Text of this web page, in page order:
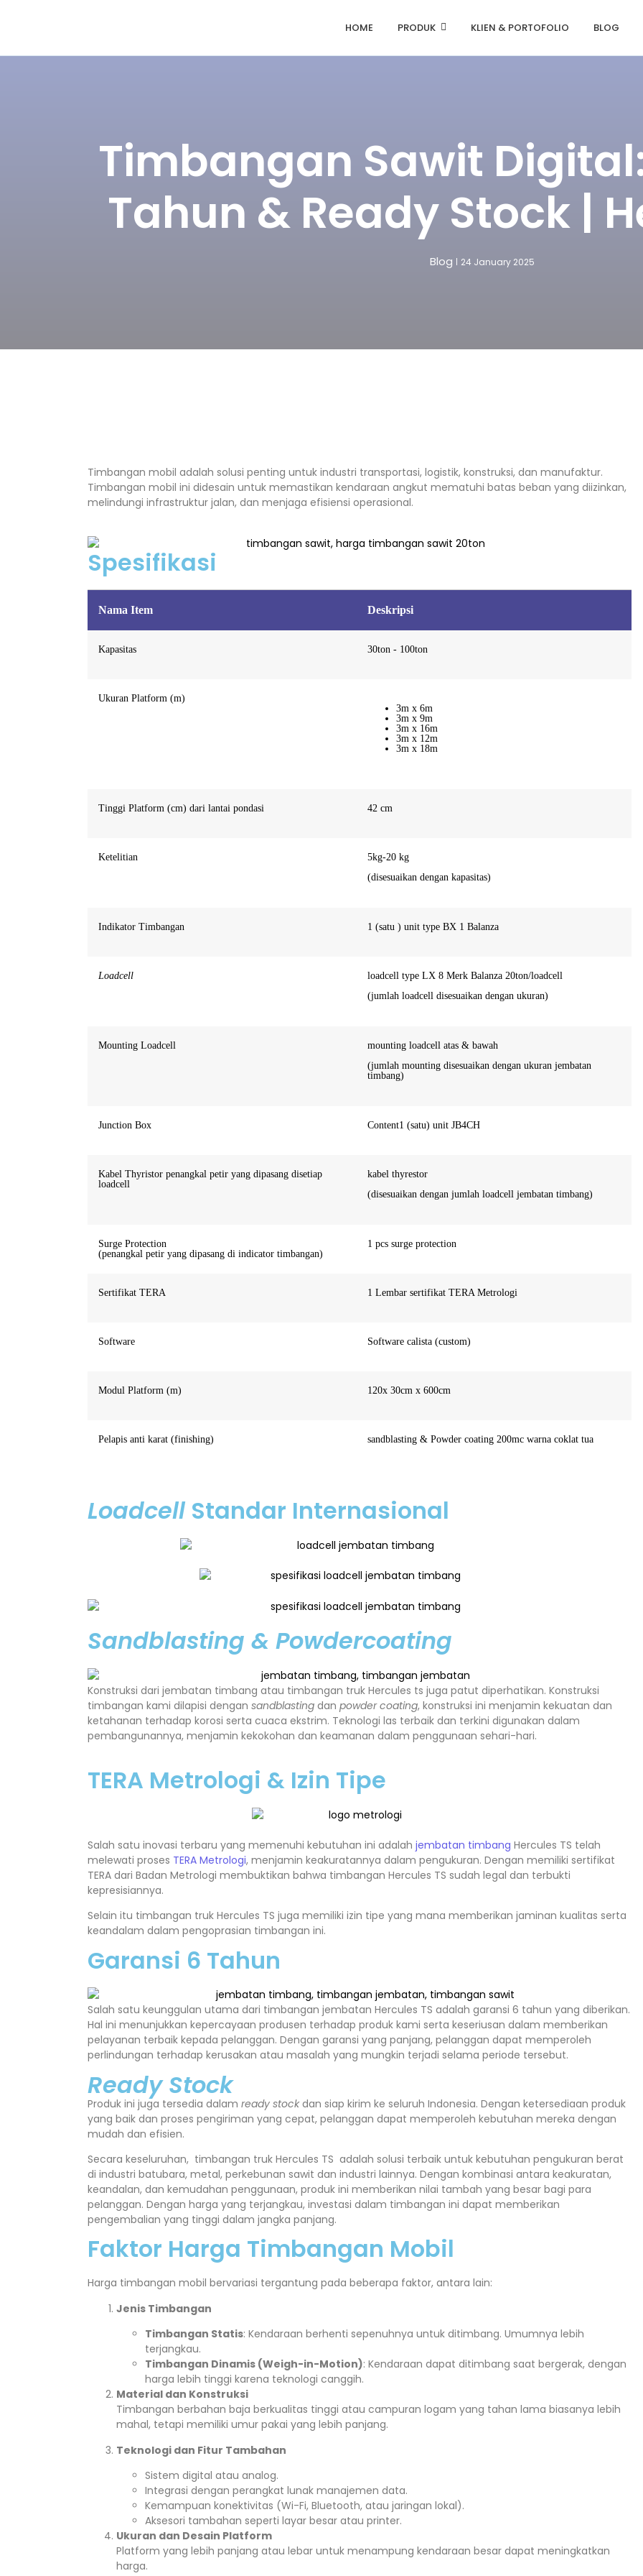
HOME PRODUK KLIEN & PORTOFOLIO BLOG
Timbangan Sawit
Tahun & Ready Stock |
Blog 24 January 2025
Timbangan mobil adalah solusi penting untuk industri transportasi, logistik, konstruksi, dan manufaktur.
Timbangan mobil ini didesain untuk memastikan kendaraan angkut mematuhi batas beban yang diizinkan,
melindungi infrastruktur jalan, dan menjaga efisiensi operasional.
Spesifikasi
Nama Item Deskripsi
Kapasitas 30ton - 100ton
Ukuran Platform (m)
3m x 6m
3m x 9m
3m x 16m
3m x 12m
3m x 18m
Tinggi Platform (cm) dari lantai pondasi 42 cm
Ketelitian
5kg-20 kg
(disesuaikan dengan kapasitas)
Indikator Timbangan 1 (satu ) unit type BX 1 Balanza
Loadcell
loadcell type LX 8 Merk Balanza 20ton/loadcell
(jumlah loadcell disesuaikan dengan ukuran)
Mounting Loadcell
mounting loadcell atas & bawah
(jumlah mounting disesuaikan dengan ukuran jembatan
timbang)
Junction Box Content1 (satu) unit JB4CH
Kabel Thyristor penangkal petir yang dipasang disetiap
loadcell
kabel thyrestor
(disesuaikan dengan jumlah loadcell jembatan timbang)
Surge Protection
(penangkal petir yang dipasang di indicator timbangan)
1 pcs surge protection
Sertifikat TERA 1 Lembar sertifikat TERA Metrologi
Software Software calista (custom)
Modul Platform (m) 120x 30cm x 600cm
Pelapis anti karat (finishing) sandblasting & Powder coating 200mc warna coklat tua
Loadcell Standar Internasional
Sandblasting & Powdercoating
Konstruksi dari jembatan timbang atau timbangan truk Hercules ts juga patut diperhatikan. Konstruksi
timbangan kami dilapisi dengan sandblasting dan powder coating, konstruksi ini menjamin kekuatan dan
ketahanan terhadap korosi serta cuaca ekstrim. Teknologi las terbaik dan terkini digunakan dalam
pembangunannya, menjamin kekokohan dan keamanan dalam penggunaan sehari-hari.
TERA Metrologi & Izin Tipe
Salah satu inovasi terbaru yang memenuhi kebutuhan ini adalah jembatan timbang Hercules TS telah
melewati proses TERA Metrologi, menjamin keakuratannya dalam pengukuran. Dengan memiliki sertifikat
TERA dari Badan Metrologi membuktikan bahwa timbangan Hercules TS sudah legal dan terbukti
kepresisiannya.
Selain itu timbangan truk Hercules TS juga memiliki izin tipe yang mana memberikan jaminan kualitas serta
keandalam dalam pengoprasian timbangan ini.
Garansi 6 Tahun
Salah satu keunggulan utama dari timbangan jembatan Hercules TS adalah garansi 6 tahun yang diberikan.
Hal ini menunjukkan kepercayaan produsen terhadap produk kami serta keseriusan dalam memberikan
pelayanan terbaik kepada pelanggan. Dengan garansi yang panjang, pelanggan dapat memperoleh
perlindungan terhadap kerusakan atau masalah yang mungkin terjadi selama periode tersebut.
Ready Stock
Produk ini juga tersedia dalam ready stockdan siap kirim ke seluruh Indonesia. Dengan ketersediaan produk
yang baik dan proses pengiriman yang cepat, pelanggan dapat memperoleh kebutuhan mereka dengan
mudah dan efisien.
Secara keseluruhan, timbangan truk Hercules TS adalah solusi terbaik untuk kebutuhan pengukuran berat
di industri batubara, metal, perkebunan sawit dan industri lainnya. Dengan kombinasi antara keakuratan,
keandalan, dan kemudahan penggunaan, produk ini memberikan nilai tambah yang besar bagi para
pelanggan. Dengan harga yang terjangkau, investasi dalam timbangan ini dapat memberikan
pengembalian yang tinggi dalam jangka panjang.
Faktor Harga Timbangan Mobil
Harga timbangan mobil bervariasi tergantung pada beberapa faktor, antara lain:
Jenis Timbangan
Timbangan Statis: Kendaraan berhenti sepenuhnya untuk ditimbang. Umumnya lebih
terjangkau.
Timbangan Dinamis (Weigh-in-Motion): Kendaraan dapat ditimbang saat bergerak, dengan
harga lebih tinggi karena teknologi canggih.
Material dan Konstruksi
Timbangan berbahan baja berkualitas tinggi atau campuran logam yang tahan lama biasanya lebih
mahal, tetapi memiliki umur pakai yang lebih panjang.
Teknologi dan Fitur Tambahan
Sistem digital atau analog.
Integrasi dengan perangkat lunak manajemen data.
Kemampuan konektivitas (Wi-Fi, Bluetooth, atau jaringan lokal).
Aksesori tambahan seperti layar besar atau printer.
Ukuran dan Desain Platform
Platform yang lebih panjang atau lebar untuk menampung kendaraan besar dapat meningkatkan
harga.